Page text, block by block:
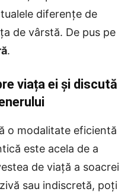
diferențe de
de vârstă. De pus pe
.
viața ei și discută
o modalitate eficientă
este acela de a
de viață a soacrei
sau indiscretă, poți